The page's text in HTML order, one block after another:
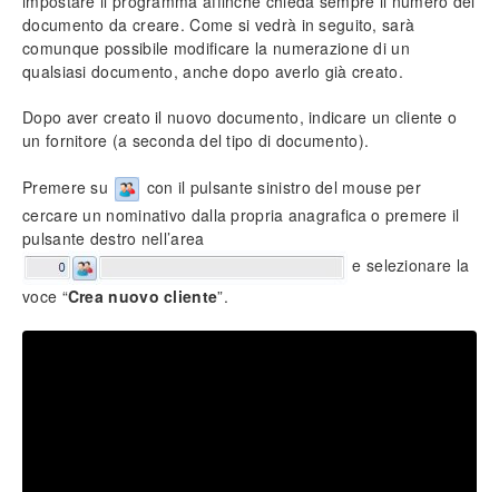
Personalizzazione campi (tabelle)
Inserimento tariffe di manodopera
Intestazione documenti
Funzionalità protette
Lavorare senza mouse
Ricerca incrementale
Filtri e strumenti di ricerca
Nomenclatura e terminologia
Principali icone e pulsanti
documento da creare. Come si vedrà in seguito, sarà
comunque possibile modificare la numerazione di un
qualsiasi documento, anche dopo averlo già creato.
Dopo aver creato il nuovo documento, indicare un cliente o
un fornitore (a seconda del tipo di documento).
Premere su
con il pulsante sinistro del mouse per
cercare un nominativo dalla propria anagrafica o premere il
pulsante destro nell’area
e selezionare la
voce “Crea nuovo cliente”.